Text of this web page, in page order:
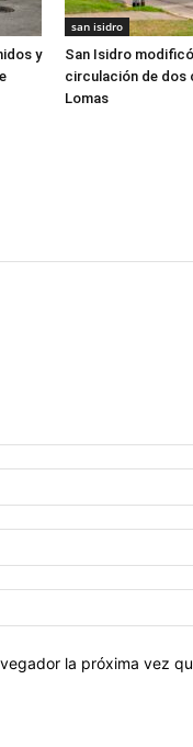
y
san isidro
San Isidro
circulación de dos
Lomas
la próxima vez